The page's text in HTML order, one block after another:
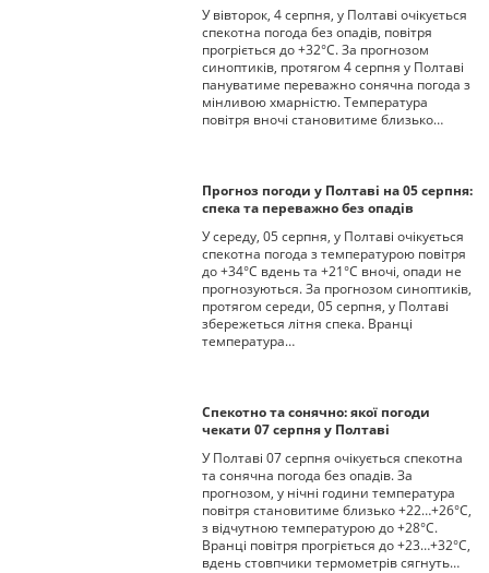
У вівторок, 4 серпня, у Полтаві очікується
спекотна погода без опадів, повітря
прогріється до +32°С. За прогнозом
синоптиків, протягом 4 серпня у Полтаві
пануватиме переважно сонячна погода з
мінливою хмарністю. Температура
повітря вночі становитиме близько…
Прогноз погоди у Полтаві на 05 серпня:
спека та переважно без опадів
У середу, 05 серпня, у Полтаві очікується
спекотна погода з температурою повітря
до +34°С вдень та +21°С вночі, опади не
прогнозуються. За прогнозом синоптиків,
протягом середи, 05 серпня, у Полтаві
збережеться літня спека. Вранці
температура…
Спекотно та сонячно: якої погоди
чекати 07 серпня у Полтаві
У Полтаві 07 серпня очікується спекотна
та сонячна погода без опадів. За
прогнозом, у нічні години температура
повітря становитиме близько +22…+26°C,
з відчутною температурою до +28°C.
Вранці повітря прогріється до +23…+32°C,
вдень стовпчики термометрів сягнуть…